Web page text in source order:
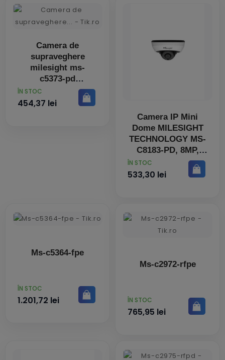
Camera de
supraveghere
milesight ms-
c5373-pd
senzor:1/2.8
progressive scan
PRET
ÎN STOC
454,37 lei
Camera IP Mini
Dome MILESIGHT
TECHNOLOGY MS-
C8183-PD, 8MP,
Lentila 2.8mm, IR
20m
PRET
ÎN STOC
533,30 lei
Ms-c5364-fpe
PRET
ÎN STOC
1.201,72 lei
Ms-c2972-rfpe
PRET
ÎN STOC
765,95 lei